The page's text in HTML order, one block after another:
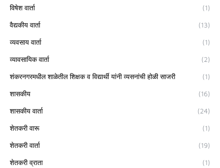
विषेश वार्ता (1)
वैद्यकीय वार्ता (13)
व्यवसाय वार्ता (1)
व्यावसायिक वार्ता (2)
शंकरनगरमधील शाळेतील शिक्षक व विद्यार्थी यांनी व्यसनांची होळी साजरी (1)
शासकीय (16)
शासकीय वार्ता (24)
शेतकरी वारू (1)
शेतकरी वार्ता (19)
शेतकरी व्राता (1)